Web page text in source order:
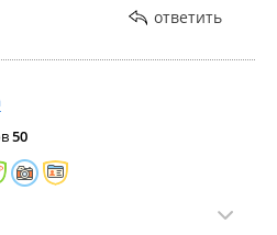
заверить, что Ваше
наступит без лишних
скоро.
ответить
50